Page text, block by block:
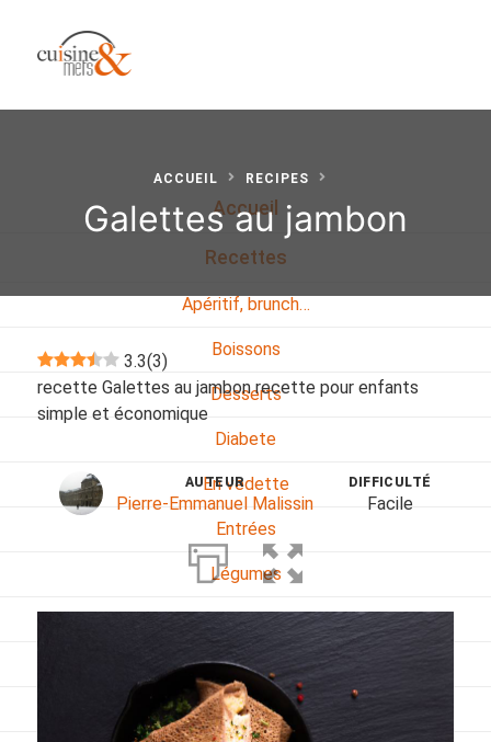
Accueil
Recettes
Apéritif, brunch…
Boissons
Desserts
Diabete
En vedette
Entrées
Légumes
Plats
Poissons, coquillages, crustacés
ACCUEIL RECIPES
Galettes au jambon
3.3(3)
recette Galettes au jambon recette pour enfants
simple et économique
AUTEUR
Pierre-Emmanuel Malissin
DIFFICULTÉ
Facile